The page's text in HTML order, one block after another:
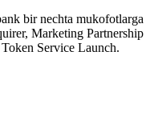
bir nechta mukofotlarga
Marketing Partnership
Service Launch.